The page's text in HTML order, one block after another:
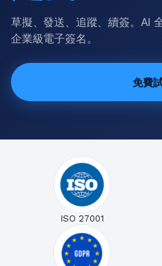
草擬、發送、追蹤、續簽。AI
企業級電子簽名。
免費
ISO 27001